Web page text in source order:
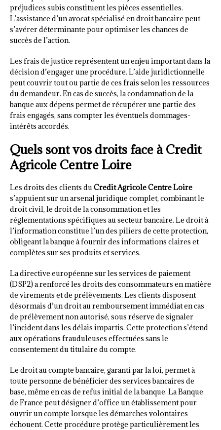
préjudices subis constituent les pièces essentielles.
L’assistance d’un avocat spécialisé en droit bancaire peut
s’avérer déterminante pour optimiser les chances de
succès de l’action.
Les frais de justice représentent un enjeu important dans la
décision d’engager une procédure. L’aide juridictionnelle
peut couvrir tout ou partie de ces frais selon les ressources
du demandeur. En cas de succès, la condamnation de la
banque aux dépens permet de récupérer une partie des
frais engagés, sans compter les éventuels dommages-
intérêts accordés.
Quels sont vos droits face à Credit
Agricole Centre Loire
Les droits des clients duCredit Agricole Centre Loire
s’appuient sur un arsenal juridique complet, combinant le
droit civil, le droit de la consommation et les
réglementations spécifiques au secteur bancaire. Le droit à
l’information constitue l’un des piliers de cette protection,
obligeant la banque à fournir des informations claires et
complètes sur ses produits et services.
La directive européenne sur les services de paiement
(DSP2) a renforcé les droits des consommateurs en matière
de virements et de prélèvements. Les clients disposent
désormais d’un droit au remboursement immédiat en cas
de prélèvement non autorisé, sous réserve de signaler
l’incident dans les délais impartis. Cette protection s’étend
aux opérations frauduleuses effectuées sans le
consentement du titulaire du compte.
Le droit au compte bancaire, garanti par la loi, permet à
toute personne de bénéficier des services bancaires de
base, même en cas de refus initial de la banque. La Banque
de France peut désigner d’office un établissement pour
ouvrir un compte lorsque les démarches volontaires
échouent. Cette procédure protège particulièrement les